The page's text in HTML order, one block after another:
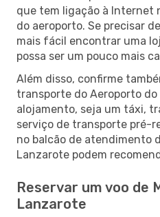
que tem ligação à Internet
do aeroporto. Se precisar
mais fácil encontrar uma
possa ser um pouco mais
Além disso, confirme
transporte do Aeroporto
alojamento, seja um táxi,
serviço de transporte pré-
no balcão de atendimento
Lanzarote podem
Reservar um voo de
Lanzarote